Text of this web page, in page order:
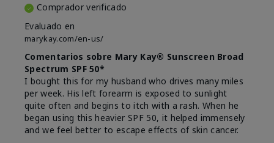
Comprador verificado
Evaluado en
marykay.com/en-us/
Comentarios sobre Mary Kay® Sunscreen Broad
Spectrum SPF 50*
I bought this for my husband who drives many miles
per week. His left forearm is exposed to sunlight
quite often and begins to itch with a rash. When he
began using this heavier SPF 50, it helped immensely
and we feel better to escape effects of skin cancer.